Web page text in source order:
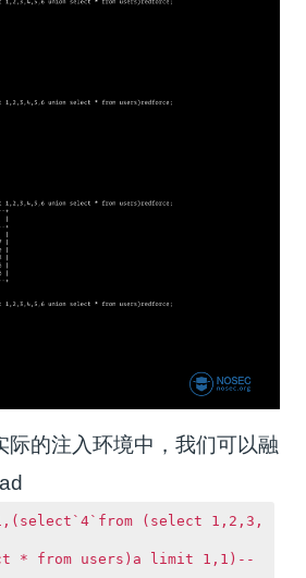
际的注入环境中，我们可以融
(select 1,2,3,
* from users)a limit 1,1)--